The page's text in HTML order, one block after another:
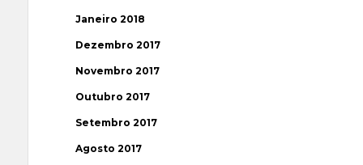
Janeiro 2018
Dezembro 2017
Novembro 2017
Outubro 2017
Setembro 2017
Agosto 2017